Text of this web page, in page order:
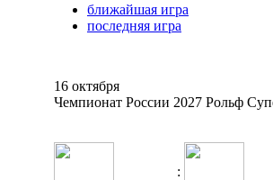
ближайшая игра
последняя игра
16 октября
Чемпионат России 2027 Рольф
: